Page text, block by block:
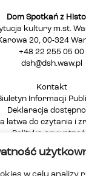
w celu analizy
Dom Spotkań z
kultury m.st.
20, 00-324
+48 22 255 05 00
dsh@dsh.waw.pl
Kontakt
Informacji
Deklaracja
łatwa do czytania i
Polityka
Mapa strony